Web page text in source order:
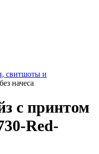
свитшоты и
начеса
с принтом
Red-